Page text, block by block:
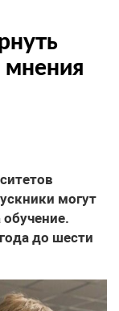
мнения
могут
до шести